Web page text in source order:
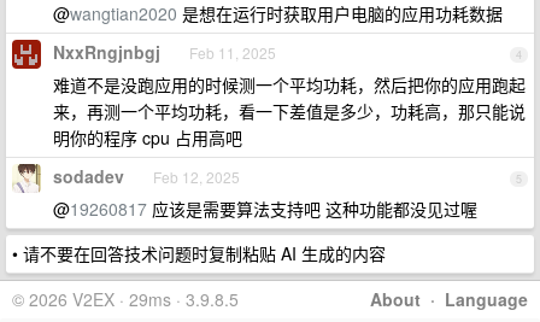
@wangtian2020 是想在运行时获取用户电脑的应用功耗数据
4
NxxRngjnbgj Feb 11, 2025
难道不是没跑应用的时候测一个平均功耗，然后把你的应用跑起
来，再测一个平均功耗，看一下差值是多少，功耗高，那只能说
明你的程序 cpu 占用高吧
5
sodadev Feb 12, 2025
@19260817 应该是需要算法支持吧 这种功能都没见过喔
• 请不要在回答技术问题时复制粘贴 AI 生成的内容
About · Language
© 2026 V2EX · 29ms · 3.9.8.5